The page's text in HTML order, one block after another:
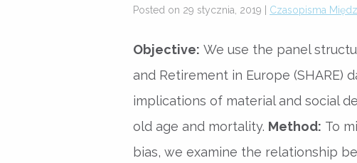
Posted on 29 stycznia, 2019 | Czasopisma
Objective: We use the panel
and Retirement in Europe (SHARE)
implications of material and social
old age and mortality. Method: To
bias, we examine the relationship